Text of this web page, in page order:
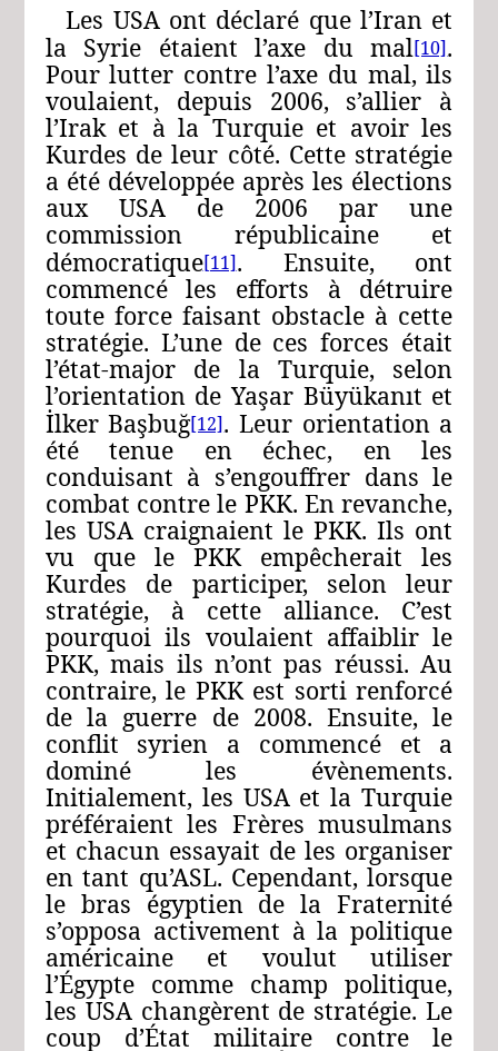
Les USA ont déclaré que l’Iran et
la Syrie étaient l’axe du mal[10].
Pour lutter contre l’axe du mal, ils
voulaient, depuis 2006, s’allier à
l’Irak et à la Turquie et avoir les
Kurdes de leur côté. Cette stratégie
a été développée après les élections
aux USA de 2006 par une
commission républicaine et
démocratique[11]. Ensuite, ont
commencé les efforts à détruire
toute force faisant obstacle à cette
stratégie. L’une de ces forces était
l’état-major de la Turquie, selon
l’orientation de Yaşar Büyükanıt et
İlker Başbuğ[12]. Leur orientation a
été tenue en échec, en les
conduisant à s’engouffrer dans le
combat contre le PKK. En revanche,
les USA craignaient le PKK. Ils ont
vu que le PKK empêcherait les
Kurdes de participer, selon leur
stratégie, à cette alliance. C’est
pourquoi ils voulaient affaiblir le
PKK, mais ils n’ont pas réussi. Au
contraire, le PKK est sorti renforcé
de la guerre de 2008. Ensuite, le
conflit syrien a commencé et a
dominé les évènements.
Initialement, les USA et la Turquie
préféraient les Frères musulmans
et chacun essayait de les organiser
en tant qu’ASL. Cependant, lorsque
le bras égyptien de la Fraternité
s’opposa activement à la politique
américaine et voulut utiliser
l’Égypte comme champ politique,
les USA changèrent de stratégie. Le
coup d’État militaire contre le